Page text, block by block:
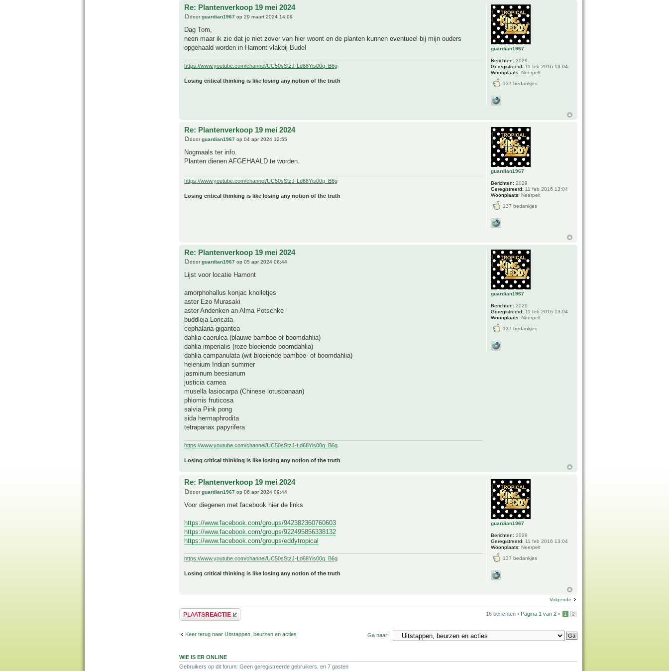
Re: Plantenverkoop 19 mei 2024
doorguardian1967 op 29 maart 2024 14:09
Dag Tom,
neen maar ik zie dat je niet zover van hier woont en de planten kunnen eventueel bij mijn ouders
opgehaald worden in Hamont vlakbij Budel
https://www.youtube.com/channel/UC50sStzJ-Ld68Yis00q_B6g
Losing critical thinking is like losing any notion of the truth
guardian1967
Berichten: 2029
Geregistreerd: 11 feb 2016 13:04
Woonplaats: Neerpelt
137 bedankjes
Re: Plantenverkoop 19 mei 2024
doorguardian1967 op 04 apr 2024 12:55
Nogmaals ter info.
Planten dienen AFGEHAALD te worden.
https://www.youtube.com/channel/UC50sStzJ-Ld68Yis00q_B6g
Losing critical thinking is like losing any notion of the truth
guardian1967
Berichten: 2029
Geregistreerd: 11 feb 2016 13:04
Woonplaats: Neerpelt
137 bedankjes
Re: Plantenverkoop 19 mei 2024
doorguardian1967 op 05 apr 2024 06:44
Lijst voor locatie Hamont
amorphohallus konjac knolletjes
aster Ezo Murasaki
aster Andenken an Alma Potschke
buddleja Loricata
cephalaria gigantea
dahlia caerulea (blauwe bamboe-of boomdahlia)
dahlia imperialis (roze bloeiende boomdahlia)
dahlia campanulata (wit bloeiende bamboe- of boomdahlia)
helenium Indian summer
jasminum beesianum
justicia carnea
musella lasiocarpa (Chinese lotusbanaan)
phlomis fruticosa
salvia Pink pong
sida hermaphrodita
tetrapanax papyrifera
https://www.youtube.com/channel/UC50sStzJ-Ld68Yis00q_B6g
Losing critical thinking is like losing any notion of the truth
guardian1967
Berichten: 2029
Geregistreerd: 11 feb 2016 13:04
Woonplaats: Neerpelt
137 bedankjes
Re: Plantenverkoop 19 mei 2024
doorguardian1967 op 06 apr 2024 09:44
Voor diegenen met facebook hier de links
https://www.facebook.com/groups/942382360760603
https://www.facebook.com/groups/922495856338132
https://www.facebook.com/groups/eddytropical
https://www.youtube.com/channel/UC50sStzJ-Ld68Yis00q_B6g
Losing critical thinking is like losing any notion of the truth
guardian1967
Berichten: 2029
Geregistreerd: 11 feb 2016 13:04
Woonplaats: Neerpelt
137 bedankjes
Volgende
Plaats een reactie 16 berichten • Pagina 1 van 2 • 1 2
Keer terug naar Uitstappen, beurzen en acties Ga naar:
WIE IS ER ONLINE
Gebruikers op dit forum: Geen geregistreerde gebruikers. en 7 gasten